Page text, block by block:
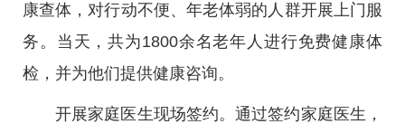
康查体，对行动不便、年老体弱的人群开展上门服
务。当天，共为1800余名老年人进行免费健康体
检，并为他们提供健康咨询。
开展家庭医生现场签约。通过签约家庭医生，